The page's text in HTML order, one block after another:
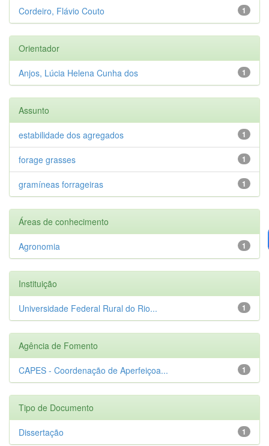
1
Cordeiro, Flávio Couto
Orientador
1
Anjos, Lúcia Helena Cunha dos
Assunto
1
estabilidade dos agregados
1
forage grasses
1
gramíneas forrageiras
Áreas de conhecimento
1
Agronomia
Instituição
1
Universidade Federal Rural do Rio...
Agência de Fomento
1
CAPES - Coordenação de Aperfeiçoa...
Tipo de Documento
1
Dissertação